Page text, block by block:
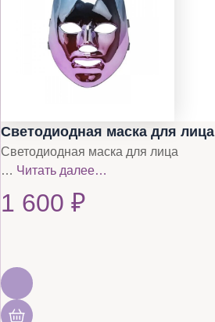
Светодиодная маска для лица
Светодиодная маска для лица
… Читать далее…
1 600 ₽